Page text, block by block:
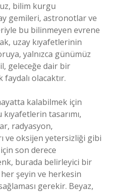
bilim kurgu
gemileri, astronotlar ve
bu bilinmeyen evrene
uzay kıyafetlerinin
yalnızca günümüz
geleceğe dair bir
olacaktır.
kalabilmek için
tasarımı,
radyasyon,
ve oksijen yetersizliği gibi
son derece
burada belirleyici bir
şeyin ve herkesin
gerekir. Beyaz,